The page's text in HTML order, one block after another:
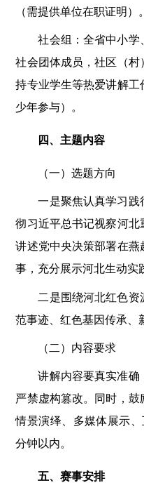
（需提供单位在职证明）。
社会组：全省中小学
社会团体成员，社区（
持专业学生等热爱讲解
少年参与）。
四、主题内容
（一）选题方向
一是聚焦认真学习践
彻习近平总书记视察河北
讲述党中央决策部署在
事，充分展示河北生动实
二是围绕河北红色
范事迹、红色基因传承、
（二）内容要求
讲解内容要真实准确
严禁虚构篡改。同时，
情景演绎、多媒体展示
分钟以内。
五、赛事安排